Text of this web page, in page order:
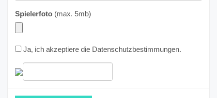
Spielerfoto (max. 5mb)
Ja, ich akzeptiere die Datenschutzbestimmungen.